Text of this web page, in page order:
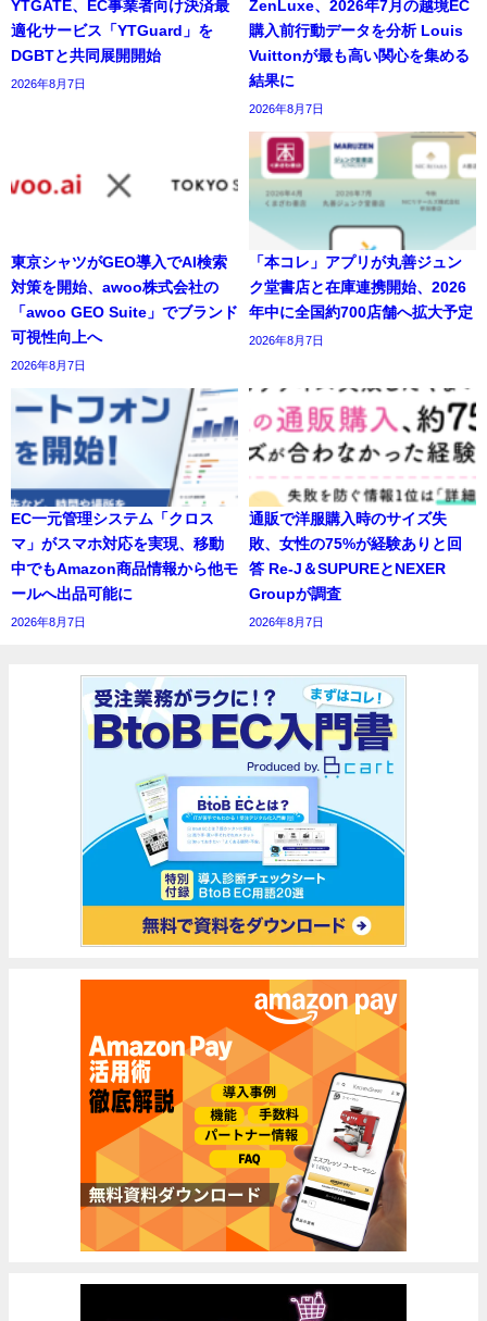
YTGATE、EC事業者向け決済最
適化サービス「YTGuard」を
DGBTと共同展開開始
2026年8月7日
ZenLuxe、2026年7月の越境EC
購入前行動データを分析 Louis
Vuittonが最も高い関心を集める
結果に
2026年8月7日
東京シャツがGEO導入でAI検索
対策を開始、awoo株式会社の
「awoo GEO Suite」でブランド
可視性向上へ
2026年8月7日
「本コレ」アプリが丸善ジュン
ク堂書店と在庫連携開始、2026
年中に全国約700店舗へ拡大予定
2026年8月7日
EC一元管理システム「クロス
マ」がスマホ対応を実現、移動
中でもAmazon商品情報から他モ
ールへ出品可能に
2026年8月7日
通販で洋服購入時のサイズ失
敗、女性の75%が経験ありと回
答 Re-J＆SUPUREとNEXER
Groupが調査
2026年8月7日